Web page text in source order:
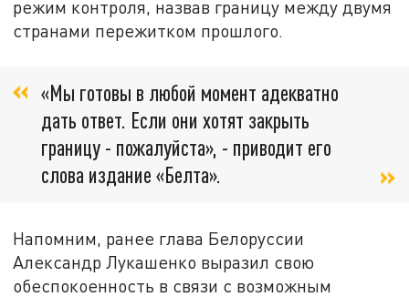
режим контроля, назвав границу между двумя
странами пережитком прошлого.
«Мы готовы в любой момент адекватно
дать ответ. Если они хотят закрыть
границу - пожалуйста», - приводит его
слова издание «Белта».
Напомним, ранее глава Белоруссии
Александр Лукашенко выразил свою
обеспокоенность в связи с возможным